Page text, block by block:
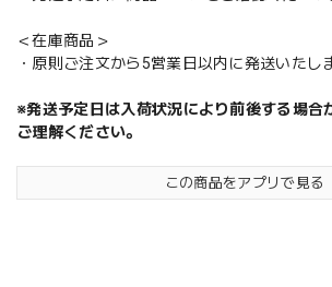
＜在庫商品＞
・原則ご注文から5営業日以内に発送いたし
※発送予定日は入荷状況により前後する場合
ご理解ください。
この商品をアプリで見る